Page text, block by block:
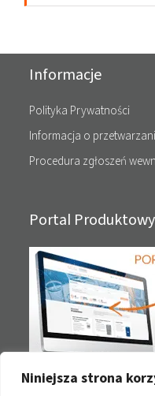
Niniejsza strona
Informacje
Polityka Prywatności
Informacja o
Procedura zgłoszeń
Portal Produktowy